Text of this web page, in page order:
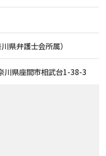
県弁護士会所属）
川県座間市相武台1-38-3